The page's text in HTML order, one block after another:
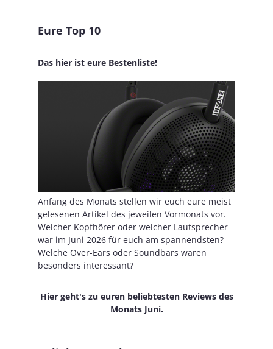
Eure Top 10
Das hier ist eure Bestenliste!
Anfang des Monats stellen wir euch eure meist
gelesenen Artikel des jeweilen Vormonats vor.
Welcher Kopfhörer oder welcher Lautsprecher
war im Juni 2026 für euch am spannendsten?
Welche Over-Ears oder Soundbars waren
besonders interessant?
Hier geht's zu euren beliebtesten Reviews des
Monats Juni.